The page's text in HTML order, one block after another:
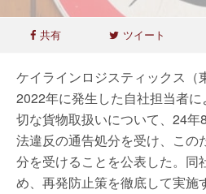
共有 ツイート
ケイラインロジスティックス（
2022年に発生した自社担当者
切な貨物取扱いについて、24
法違反の通告処分を受け、この
分を受けることを公表した。同
め、再発防止策を徹底して実施